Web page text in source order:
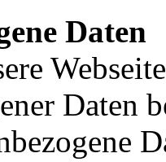
Daten
Daten